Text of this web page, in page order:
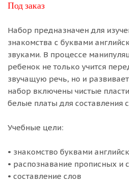
Под заказ
Набор предназначен для
знакомства с буквами
звуками. В процессе
ребенок не только учится
звучащую речь, но и
набор включены чистые
белые платы для составления
Учебные цели:
• знакомство буквами
• распознавание прописных и
• составление слов